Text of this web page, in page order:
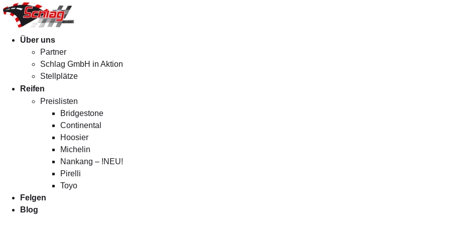
Menü Über uns
Partner
Schlag GmbH in Aktion
Stellplätze
Reifen
Preislisten
Bridgestone
Continental
Hoosier
Michelin
Nankang – !NEU!
Pirelli
Toyo
Felgen
Blog